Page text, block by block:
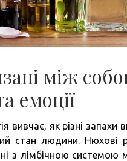
між
емоції
вивчає, як різні запахи
стан людини. Нюхові
з лімбічною системою